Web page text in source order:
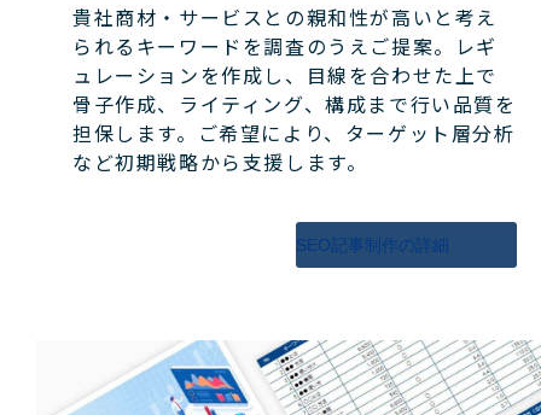
貴社商材・サービスとの親和性が高いと考え
られるキーワードを調査のうえご提案。レギ
ュレーションを作成し、目線を合わせた上で
骨子作成、ライティング、構成まで行い品質を
担保します。ご希望により、ターゲット層分析
など初期戦略から支援します。
SEO記事制作の詳細